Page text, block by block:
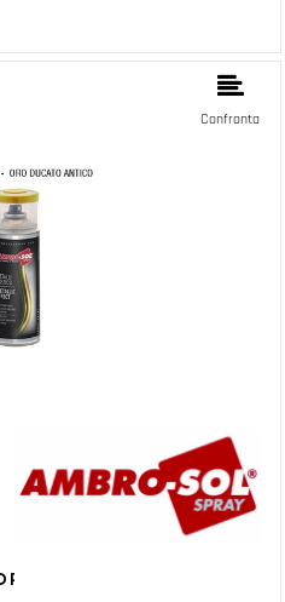
Confronta
DUCATO ML.400